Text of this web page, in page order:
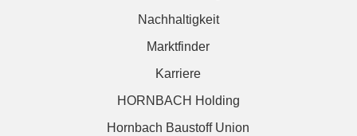
Nachhaltigkeit
Marktfinder
Karriere
HORNBACH Holding
Hornbach Baustoff Union